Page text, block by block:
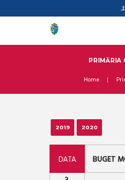
PRIMĂRIA
Home
2019 2020
DATA
BUGET